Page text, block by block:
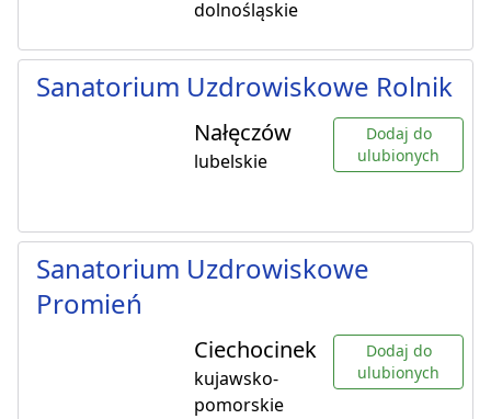
dolnośląskie
Sanatorium Uzdrowiskowe Rolnik
Nałęczów
lubelskie
Dodaj do
ulubionych
Sanatorium Uzdrowiskowe
Promień
Ciechocinek
kujawsko-
pomorskie
Dodaj do
ulubionych